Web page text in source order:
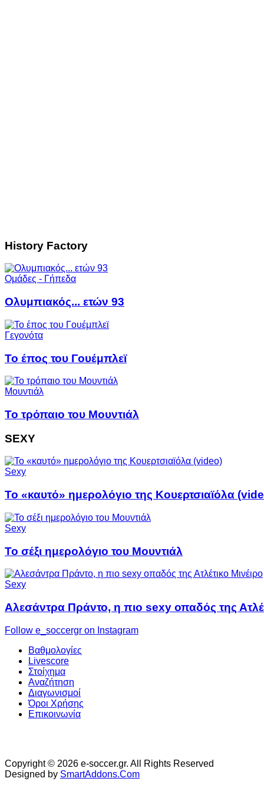
History Factory
Ομάδες - Γήπεδα
Ολυμπιακός... ετών 93
Γεγονότα
Το έπος του Γουέμπλεϊ
Μουντιάλ
Το τρόπαιο του Μουντιάλ
SEXY
Sexy
Το «καυτό» ημερολόγιο της Κουερτσιαϊόλα
Sexy
Το σέξι ημερολόγιο του Μουντιάλ
Sexy
Αλεσάντρα Πράντο, η πιο sexy οπαδός της
Follow e_soccergr on Instagram
Βαθμολογίες
Livescore
Στοίχημα
Αναζήτηση
Διαγωνισμοί
Όροι Χρήσης
Επικοινωνία
Copyright © 2026 e-soccer.gr. All Rights Reserved
Designed by SmartAddons.Com